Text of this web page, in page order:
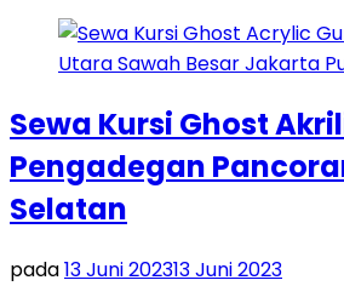
Sewa Kursi Ghost
Pengadegan
Selatan
pada13 Juni 202313 Juni 2023